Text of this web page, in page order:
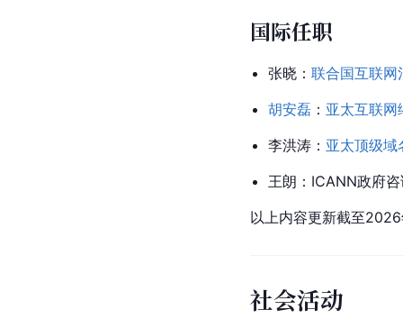
国际任职
张晓： 联合国互联网
胡安磊 ： 亚太互联网
李洪涛： 亚太顶级域
王朗：ICANN政府
以上内容更新截至
社会活动